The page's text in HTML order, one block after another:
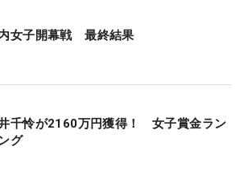
で良かったです」。
ディス」から使用しており、市販
ントラインは3本。「最初は1本だ
てもらいました。イメージが湧き
女子開幕戦 最終結果
千怜が2160万円獲得！ 女子賞金ラン
グ